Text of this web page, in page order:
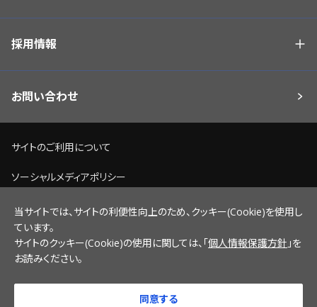
採用情報
お問い合わせ
サイトのご利用について
ソーシャルメディアポリシー
個人情報保護方針
脆弱性情報開示ポリシー
サイトマップ
当サイトでは、サイトの利便性向上のため、クッキー(Cookie)を使用し
ています。
サイトのクッキー(Cookie)の使用に関しては、「個人情報保護方針 」を
お読みください。
同意する